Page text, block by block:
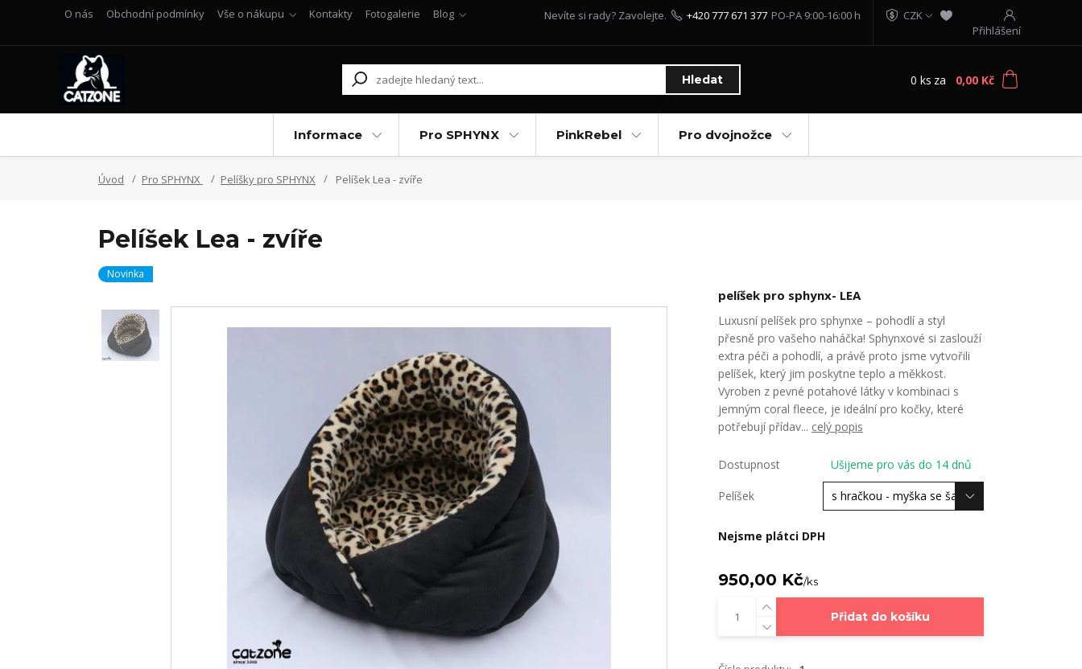
O nás Obchodní podmínky Vše o nákupu Kontakty Fotogalerie Blog
CZK
Přihlášení
Hledat
Nevíte si rady? Zavolejte. +420 777 671 377 PO-PA 9:00-16:00 h
0 ks za 0,00 Kč
Informace Pro SPHYNX PinkRebel Pro dvojnožce
Úvod Pro SPHYNX Pelíšky pro SPHYNX Pelíšek Lea - zvíře
Pelíšek Lea - zvíře
Novinka
pelíšek pro sphynx- LEA
Luxusní pelíšek pro sphynxe – pohodlí a styl
přesně pro vašeho naháčka! Sphynxové si zaslouží
extra péči a pohodlí, a právě proto jsme vytvořili
pelíšek, který jim poskytne teplo a měkkost.
Vyroben z pevné potahové látky v kombinaci s
jemným coral fleece, je ideální pro kočky, které
potřebují přídav... celý popis
Dostupnost Ušijeme pro vás do 14 dnů
Pelíšek
Nejsme plátci DPH
950,00 Kč/ks
Přidat do košíku